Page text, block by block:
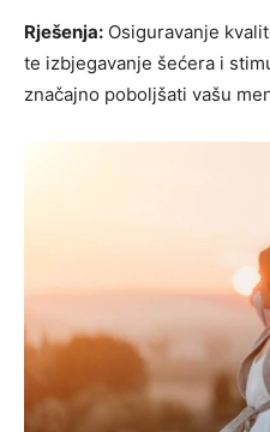
Rješenja: Osiguravanje
te izbjegavanje šećera i
značajno poboljšati vašu